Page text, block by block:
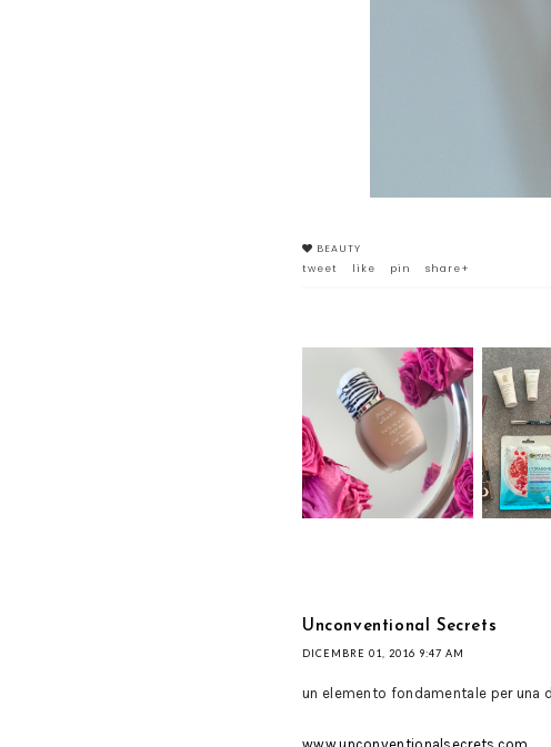
BEAUTY
tweet
like pin share+
PHYTO-TEINT ULTRA
ÉCLAT DI SISLEY PARIS
Unconventional Secrets
DICEMBRE 01, 2016 9:47 AM
un elemento fondamentale per una